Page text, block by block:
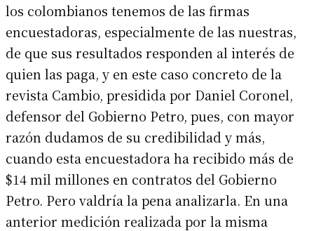
los colombianos tenemos de las firmas
encuestadoras, especialmente de las nuestras,
de que sus resultados responden al interés de
quien las paga, y en este caso concreto de la
revista Cambio, presidida por Daniel Coronel,
defensor del Gobierno Petro, pues, con mayor
razón dudamos de su credibilidad y más,
cuando esta encuestadora ha recibido más de
$14 mil millones en contratos del Gobierno
Petro. Pero valdría la pena analizarla. En una
anterior medición realizada por la misma